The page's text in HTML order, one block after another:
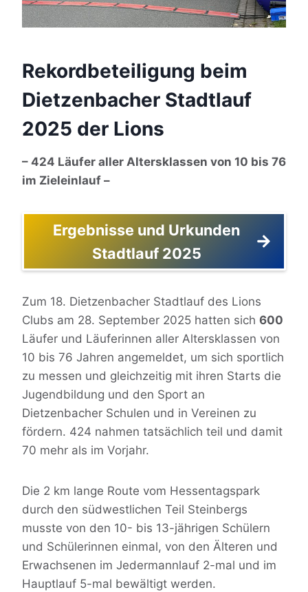
Rekordbeteiligung beim
Dietzenbacher Stadtlauf
2025 der Lions
– 424 Läufer aller Altersklassen von 10 bis 76
im Zieleinlauf –
Ergebnisse und Urkunden
Stadtlauf 2025
Zum 18. Dietzenbacher Stadtlauf des Lions
Clubs am 28. September 2025 hatten sich 600
Läufer und Läuferinnen aller Altersklassen von
10 bis 76 Jahren angemeldet, um sich sportlich
zu messen und gleichzeitig mit ihren Starts die
Jugendbildung und den Sport an
Dietzenbacher Schulen und in Vereinen zu
fördern. 424 nahmen tatsächlich teil und damit
70 mehr als im Vorjahr.
Die 2 km lange Route vom Hessentagspark
durch den südwestlichen Teil Steinbergs
musste von den 10- bis 13-jährigen Schülern
und Schülerinnen einmal, von den Älteren und
Erwachsenen im Jedermannlauf 2-mal und im
Hauptlauf 5-mal bewältigt werden.